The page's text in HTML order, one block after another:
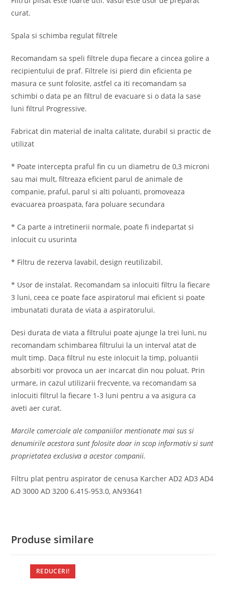
curat.
Spala si schimba regulat filtrele
Recomandam sa speli filtrele dupa fiecare a cincea golire a
recipientului de praf. Filtrele isi pierd din eficienta pe
masura ce sunt folosite, astfel ca iti recomandam sa
schimbi o data pe an filtrul de evacuare si o data la sase
luni filtrul Progressive.
Fabricat din material de inalta calitate, durabil si practic de
utilizat
* Poate intercepta praful fin cu un diametru de 0,3 microni
sau mai mult, filtreaza eficient parul de animale de
companie, praful, parul si alti poluanti, promoveaza
evacuarea proaspata, fara poluare secundara
* Ca parte a intretinerii normale, poate fi indepartat si
inlocuit cu usurinta
* Filtru de rezerva lavabil, design reutilizabil.
* Usor de instalat. Recomandam sa inlocuiti filtru la fiecare
3 luni, ceea ce poate face aspiratorul mai eficient si poate
imbunatati durata de viata a aspiratorului.
Desi durata de viata a filtrului poate ajunge la trei luni, nu
recomandam schimbarea filtrului la un interval atat de
mult timp. Daca filtrul nu este inlocuit la timp, poluantii
absorbiti vor provoca un aer incarcat din nou poluat. Prin
urmare, in cazul utilizarii frecvente, va recomandam sa
inlocuiti filtrul la fiecare 1-3 luni pentru a va asigura ca
aveti aer curat.
Marcile comerciale ale companiilor mentionate mai sus si
denumirile acestora sunt folosite doar in scop informativ si sunt
proprietatea exclusiva a acestor companii.
Filtru plat pentru aspirator de cenusa Karcher AD2 AD3 AD4
AD 3000 AD 3200 6.415-953.0, AN93641
Produse similare
REDUCERI!